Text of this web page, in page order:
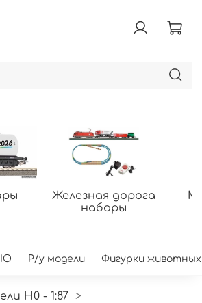
Железная дорога
наборы
Р/у модели Фигурки животных
H0 - 1:87